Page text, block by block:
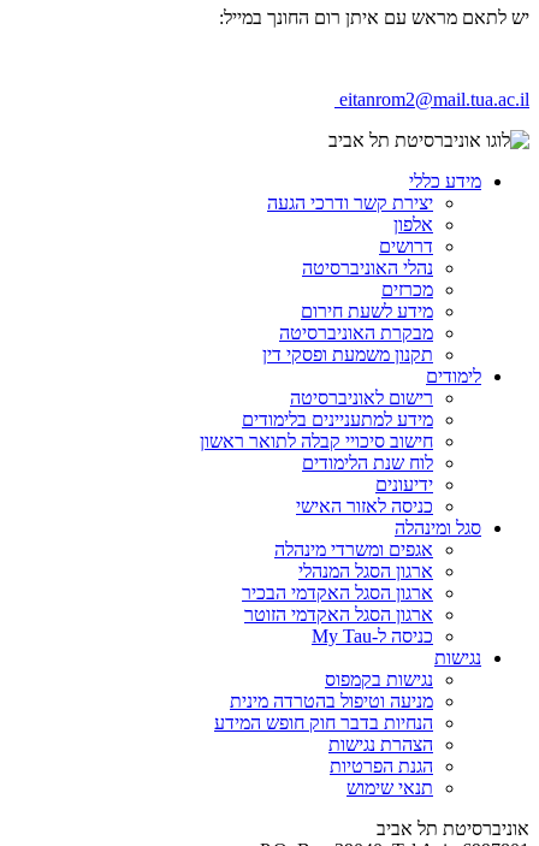
יש לתאם מראש עם איתן רום החונך במייל:
eitanrom2@mail.tua.ac.il
מידע כללי
יצירת קשר ודרכי הגעה
אלפון
דרושים
נהלי האוניברסיטה
מכרזים
מידע לשעת חירום
מבקרת האוניברסיטה
תקנון משמעת ופסקי דין
לימודים
רישום לאוניברסיטה
מידע למתעניינים בלימודים
חישוב סיכויי קבלה לתואר ראשון
לוח שנת הלימודים
ידיעונים
כניסה לאזור האישי
סגל ומינהלה
אגפים ומשרדי מינהלה
ארגון הסגל המנהלי
ארגון הסגל האקדמי הבכיר
ארגון הסגל האקדמי הזוטר
כניסה ל-My Tau
נגישות
נגישות בקמפוס
מניעה וטיפול בהטרדה מינית
הנחיות בדבר חוק חופש המידע
הצהרת נגישות
הגנת הפרטיות
תנאי שימוש
אוניברסיטת תל אביב